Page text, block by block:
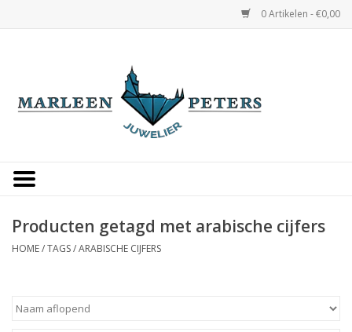
0 Artikelen - €0,00
Occasions
Producten getagd met arabische cijfers
HOME/TAGS/ARABISCHE CIJFERS